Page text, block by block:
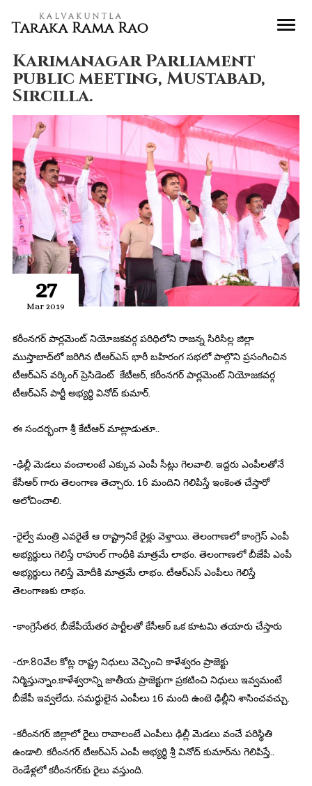
Karimanagar Parliament
public meeting, Mustabad,
Sircilla.
27
Mar 2019
కరీంనగర్ పార్లమెంట్ నియోజకవర్గ పరిధిలోని రాజన్న సిరిసిల్ల జిల్లా
ముస్తాబాద్‌లో జరిగిన టీఆర్‌ఎస్ భారీ బహిరంగ సభలో పాల్గొని ప్రసంగించిన
టీఆర్ఎస్ వర్కింగ్ ప్రెసిడెంట్ కేటీఆర్, కరీంనగర్ పార్లమెంట్ నియోజకవర్గ
టీఆర్ఎస్ పార్టీ అభ్యర్థి వినోద్ కుమార్.
ఈ సందర్భంగా శ్రీ కేటీఆర్ మాట్లాడుతూ..
-ఢిల్లీ మెడలు వంచాలంటే ఎక్కువ ఎంపీ సీట్లు గెలవాలి. ఇద్దరు ఎంపీలతోనే
కేసీఆర్ గారు తెలంగాణ తెచ్చారు. 16 మందిని గెలిపిస్తే ఇంకెంత చేస్తారో
ఆలోచించాలి.
-రైల్వే మంత్రి ఎవరైతే ఆ రాష్ట్రానికే రైళ్లు వెళ్తాయి. తెలంగాణలో కాంగ్రెస్ ఎంపీ
అభ్యర్థులు గెలిస్తే రాహుల్ గాంధీకి మాత్రమే లాభం. తెలంగాణలో బీజేపీ ఎంపీ
అభ్యర్థులు గెలిస్తే మోదీకి మాత్రమే లాభం. టీఆర్ఎస్ ఎంపీలు గెలిస్తే
తెలంగాణకు లాభం.
-కాంగ్రెసేతర, బీజేపీయేతర పార్టీలతో కేసీఆర్ ఒక కూటమి తయారు చేస్తారు
-రూ.80వేల కోట్ల రాష్ట్ర నిధులు వెచ్చించి కాళేశ్వరం ప్రాజెక్టు
నిర్మిస్తున్నాం.కాళేశ్వరాన్ని జాతీయ ప్రాజెక్టుగా ప్రకటించి నిధులు ఇవ్వమంటే
బీజేపీ ఇవ్వలేదు. సమర్థులైన ఎంపీలు 16 మంది ఉంటె ఢిల్లీని శాసించవచ్చు.
-కరీంనగర్ జిల్లాలో రైలు రావాలంటే ఎంపీలు ఢిల్లీ మెడలు వంచే పరిస్థితి
ఉండాలి. క‌రీంన‌గ‌ర్ టీఆర్ఎస్ ఎంపీ అభ్య‌ర్థి శ్రీ వినోద్ కుమార్‌ను గెలిపిస్తే..
రెండేళ్లలో కరీంనగర్‌కు రైలు వ‌స్తుంది.